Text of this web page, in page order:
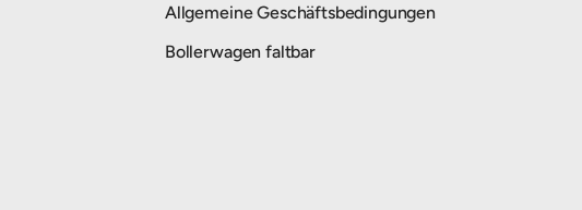
Allgemeine Geschäftsbedingungen
Bollerwagen faltbar